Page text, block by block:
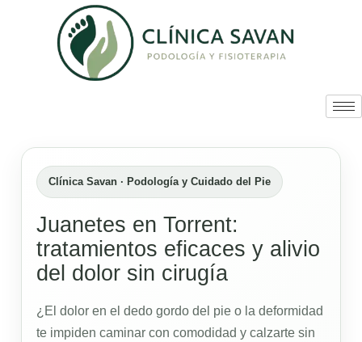
Clínica Savan · Podología y Cuidado del Pie
Juanetes en Torrent:
tratamientos eficaces y alivio
del dolor sin cirugía
¿El dolor en el dedo gordo del pie o la deformidad
te impiden caminar con comodidad y calzarte sin